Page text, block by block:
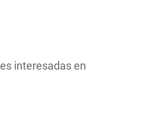
interesadas en